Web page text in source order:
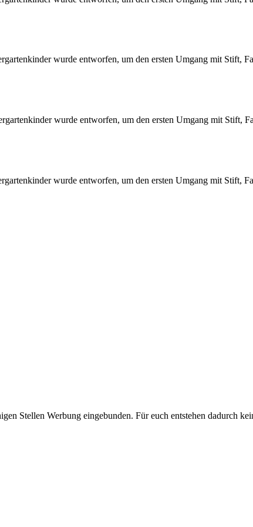
wurde entworfen, um den ersten Umgang mit Stift,
wurde entworfen, um den ersten Umgang mit Stift,
wurde entworfen, um den ersten Umgang mit Stift,
Stellen Werbung eingebunden. Für euch entstehen dadurch